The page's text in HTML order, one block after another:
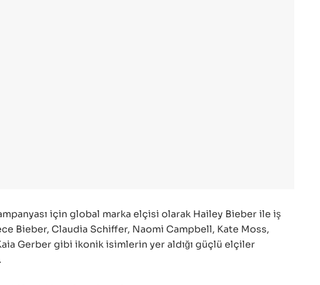
için global marka elçisi olarak Hailey Bieber ile iş
Bieber, Claudia Schiffer, Naomi Campbell, Kate Moss,
Gerber gibi ikonik isimlerin yer aldığı güçlü elçiler